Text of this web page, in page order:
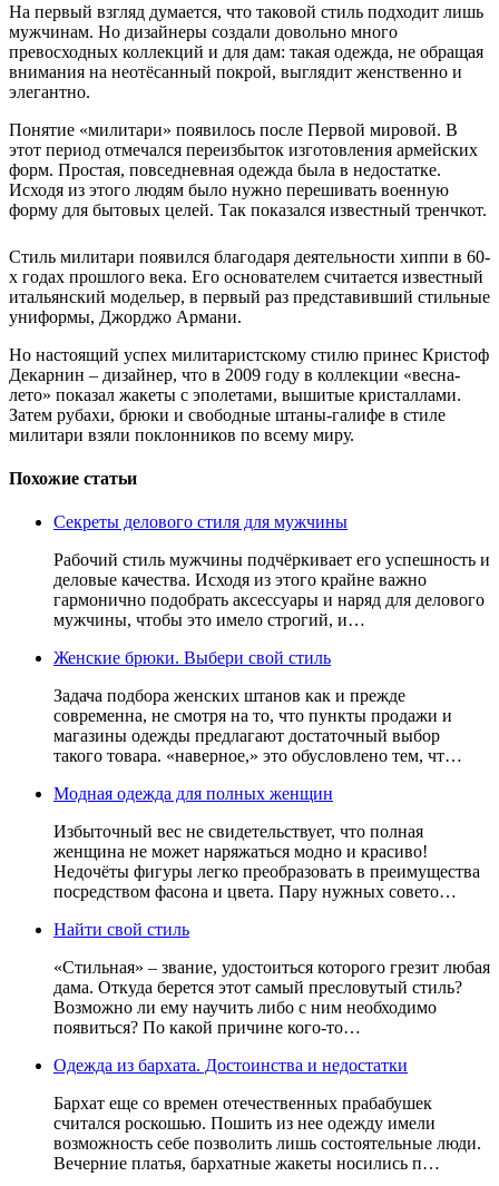
На первый взгляд думается, что таковой стиль подходит лишь
мужчинам. Но дизайнеры создали довольно много
превосходных коллекций и для дам: такая одежда, не обращая
внимания на неотёсанный покрой, выглядит женственно и
элегантно.
Понятие «милитари» появилось после Первой мировой. В
этот период отмечался переизбыток изготовления армейских
форм. Простая, повседневная одежда была в недостатке.
Исходя из этого людям было нужно перешивать военную
форму для бытовых целей. Так показался известный тренчкот.
Стиль милитари появился благодаря деятельности хиппи в 60-
х годах прошлого века. Его основателем считается известный
итальянский модельер, в первый раз представивший стильные
униформы, Джорджо Армани.
Но настоящий успех милитаристскому стилю принес Кристоф
Декарнин – дизайнер, что в 2009 году в коллекции «весна-
лето» показал жакеты с эполетами, вышитые кристаллами.
Затем рубахи, брюки и свободные штаны-галифе в стиле
милитари взяли поклонников по всему миру.
Похожие статьи
Секреты делового стиля для мужчины
Рабочий стиль мужчины подчёркивает его успешность и
деловые качества. Исходя из этого крайне важно
гармонично подобрать аксессуары и наряд для делового
мужчины, чтобы это имело строгий, и…
Женские брюки. Выбери свой стиль
Задача подбора женских штанов как и прежде
современна, не смотря на то, что пункты продажи и
магазины одежды предлагают достаточный выбор
такого товара. «наверное,» это обусловлено тем, чт…
Модная одежда для полных женщин
Избыточный вес не свидетельствует, что полная
женщина не может наряжаться модно и красиво!
Недочёты фигуры легко преобразовать в преимущества
посредством фасона и цвета. Пару нужных совето…
Найти свой стиль
«Стильная» – звание, удостоиться которого грезит любая
дама. Откуда берется этот самый пресловутый стиль?
Возможно ли ему научить либо с ним необходимо
появиться? По какой причине кого-то…
Одежда из бархата. Достоинства и недостатки
Бархат еще со времен отечественных прабабушек
считался роскошью. Пошить из нее одежду имели
возможность себе позволить лишь состоятельные люди.
Вечерние платья, бархатные жакеты носились п…